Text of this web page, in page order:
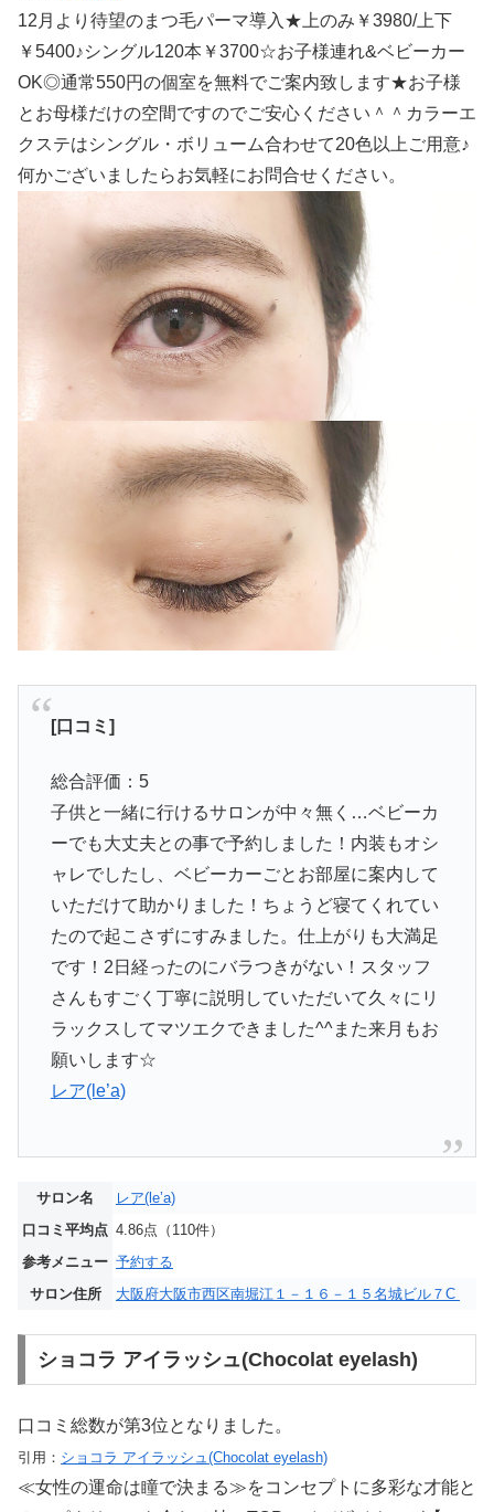
12月より待望のまつ毛パーマ導入★上のみ￥3980/上下
￥5400♪シングル120本￥3700☆お子様連れ&ベビーカー
OK◎通常550円の個室を無料でご案内致します★お子様
とお母様だけの空間ですのでご安心ください＾＾カラーエ
クステはシングル・ボリューム合わせて20色以上ご用意♪
何かございましたらお気軽にお問合せください。
[口コミ]
総合評価：5
子供と一緒に行けるサロンが中々無く…ベビーカ
ーでも大丈夫との事で予約しました！内装もオシ
ャレでしたし、ベビーカーごとお部屋に案内して
いただけて助かりました！ちょうど寝てくれてい
たので起こさずにすみました。仕上がりも大満足
です！2日経ったのにバラつきがない！スタッフ
さんもすごく丁寧に説明していただいて久々にリ
ラックスしてマツエクできました^^また来月もお
願いします☆
レア(le’a)
サロン名
レア(le’a)
口コミ平均点 4.86点（110件）
参考メニュー 予約する
サロン住所
大阪府大阪市西区南堀江１－１６－１５名城ビル７C
ショコラ アイラッシュ(Chocolat eyelash)
口コミ総数が第3位となりました。
引用： ショコラ アイラッシュ(Chocolat eyelash)
≪女性の運命は瞳で決まる≫をコンセプトに多彩な才能と